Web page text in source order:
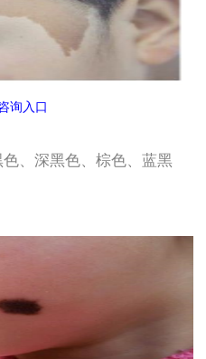
询入口
、深黑色、棕色、蓝黑